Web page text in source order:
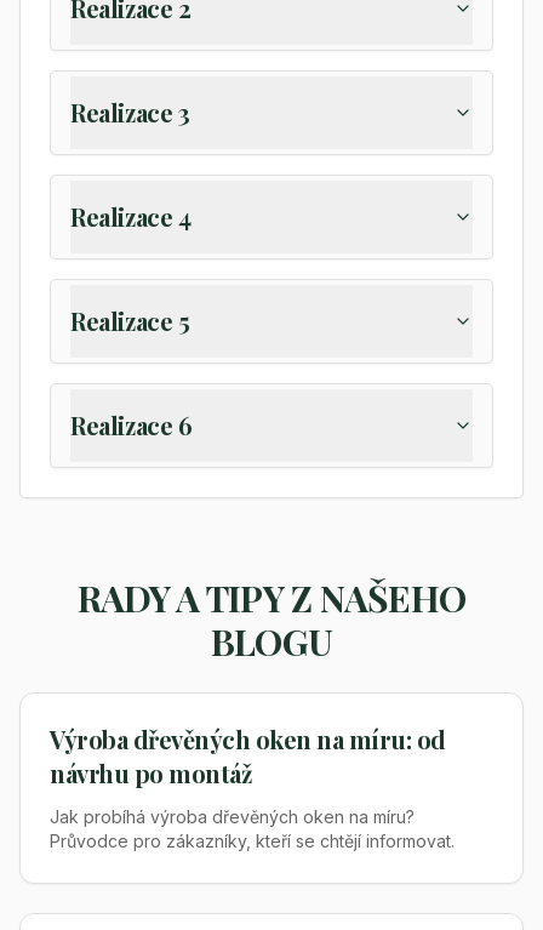
Realizace 2
Realizace 3
Realizace 4
Realizace 5
Realizace 6
RADY A TIPY Z NAŠEHO
BLOGU
Výroba dřevěných oken na míru: od
návrhu po montáž
Jak probíhá výroba dřevěných oken na míru?
Průvodce pro zákazníky, kteří se chtějí informovat.